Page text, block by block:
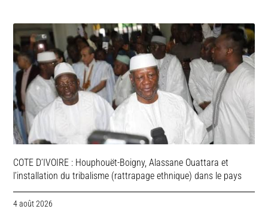
COTE D’IVOIRE : Houphouët-Boigny, Alassane Ouattara et
l’installation du tribalisme (rattrapage ethnique) dans le pays
4 août 2026